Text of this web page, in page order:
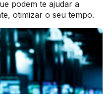
podem te ajudar a
otimizar o seu tempo.